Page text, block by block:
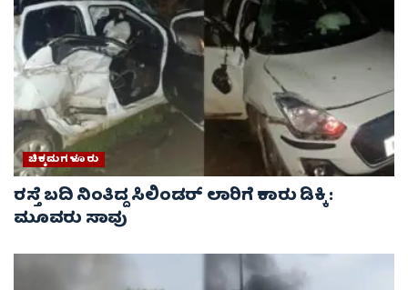
ಚಿಕ್ಕಮಗಳೂರು
ರಸ್ತೆ ಬದಿ ನಿಂತಿದ್ದ ಸಿಲಿಂಡರ್ ಲಾರಿಗೆ ಕಾರು ಡಿಕ್ಕಿ :
ಮೂವರು ಸಾವು